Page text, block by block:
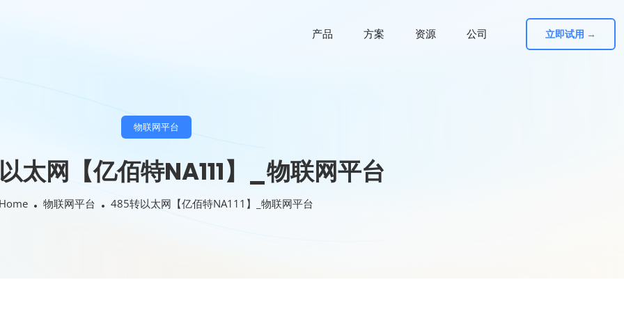
产品 方案 资源 公司 立即试用 →
物联网平台
太网【亿佰特NA111】_物联网平台
物联网平台 485转以太网【亿佰特NA111】_物联网平台